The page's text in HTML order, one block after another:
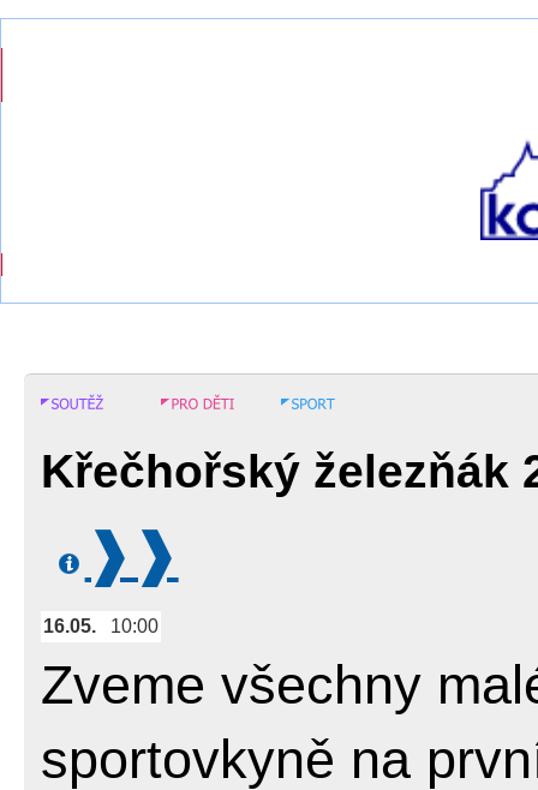
Křečhořský železňák
16.05. 10:00
Zveme všechny
sportovkyně na